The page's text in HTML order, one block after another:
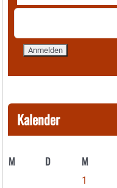
Kalender
M D M
1